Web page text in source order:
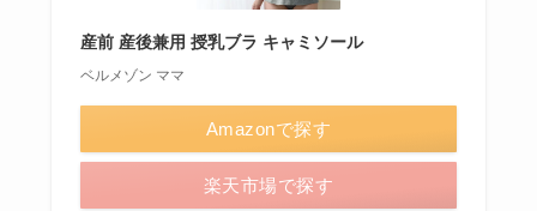
特に下着は、マタニティ専用のもの（授乳期もOK
なものも）を購入するのを強くおすすめします。